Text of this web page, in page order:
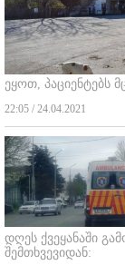
ეყოთ, პაციენტებს
22:05 / 24.04.2021
დღეს ქვეყანაში
შემთხვევიდან: